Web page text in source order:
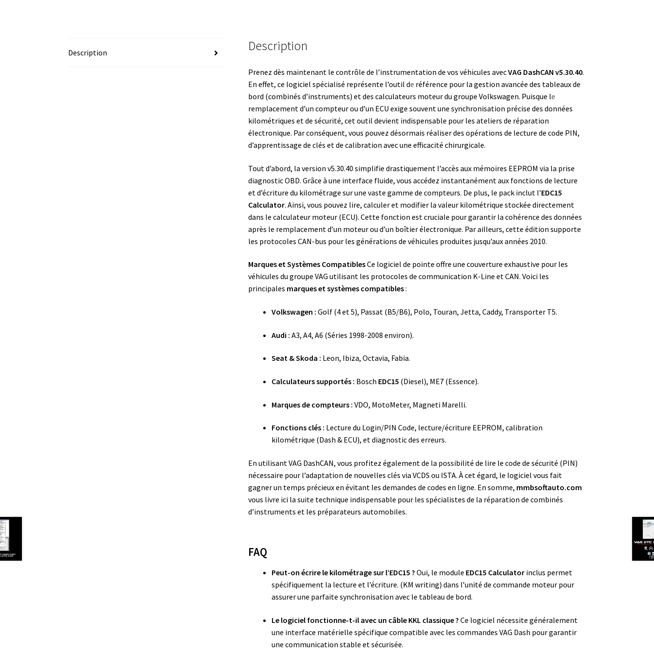
&
Description Description
Prenez dès maintenant le contrôle de l’instrumentation de vos véhicules avecVAG DashCAN v5.30.40.
En effet, ce logiciel spécialisé représente l’outil de référence pour la gestion avancée des tableaux de
bord (combinés d’instruments) et des calculateurs moteur du groupe Volkswagen. Puisque le
remplacement d’un compteur ou d’un ECU exige souvent une synchronisation précise des données
kilométriques et de sécurité, cet outil devient indispensable pour les ateliers de réparation
électronique. Par conséquent, vous pouvez désormais réaliser des opérations de lecture de code PIN,
d’apprentissage de clés et de calibration avec une efficacité chirurgicale.
Tout d’abord, la version v5.30.40 simplifie drastiquement l’accès aux mémoires EEPROM via la prise
diagnostic OBD. Grâce à une interface fluide, vous accédez instantanément aux fonctions de lecture
et d’écriture du kilométrage sur une vaste gamme de compteurs. De plus, le pack inclut l’EDC15
Calculator. Ainsi, vous pouvez lire, calculer et modifier la valeur kilométrique stockée directement
dans le calculateur moteur (ECU). Cette fonction est cruciale pour garantir la cohérence des données
après le remplacement d’un moteur ou d’un boîtier électronique. Par ailleurs, cette édition supporte
les protocoles CAN-bus pour les générations de véhicules produites jusqu’aux années 2010.
Marques et Systèmes CompatiblesCe logiciel de pointe offre une couverture exhaustive pour les
véhicules du groupe VAG utilisant les protocoles de communication K-Line et CAN. Voici les
principales marques et systèmes compatibles:
Volkswagen : Golf (4 et 5), Passat (B5/B6), Polo, Touran, Jetta, Caddy, Transporter T5.
Audi : A3, A4, A6 (Séries 1998-2008 environ).
Seat & Skoda : Leon, Ibiza, Octavia, Fabia.
Calculateurs supportés : Bosch EDC15 (Diesel), ME7 (Essence).
Marques de compteurs : VDO, MotoMeter, Magneti Marelli.
Fonctions clés : Lecture du Login/PIN Code, lecture/écriture EEPROM, calibration
kilométrique (Dash & ECU), et diagnostic des erreurs.
En utilisant VAG DashCAN, vous profitez également de la possibilité de lire le code de sécurité (PIN)
nécessaire pour l’adaptation de nouvelles clés via VCDS ou ISTA. À cet égard, le logiciel vous fait
gagner un temps précieux en évitant les demandes de codes en ligne. En somme, mmbsoftauto.com
vous livre ici la suite technique indispensable pour les spécialistes de la réparation de combinés
d’instruments et les préparateurs automobiles.
FAQ
Peut-on écrire le kilométrage sur l’EDC15 ? Oui, le module EDC15 Calculator inclus permet
spécifiquement la lecture et l’écriture. (KM writing) dans l’unité de commande moteur pour
assurer une parfaite synchronisation avec le tableau de bord.
Le logiciel fonctionne-t-il avec un câble KKL classique ? Ce logiciel nécessite généralement
une interface matérielle spécifique compatible avec les commandes VAG Dash pour garantir
une communication stable et sécurisée.